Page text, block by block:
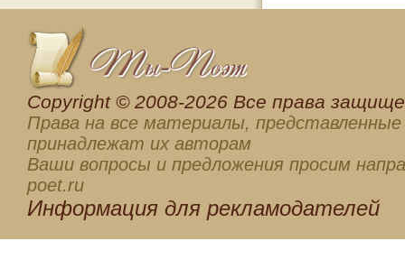
Сopyright © 2008-2026 Все права
Права на все материалы, представленные
принадлежат их авторам
Ваши вопросы и предложения просим
poet.ru
Информация для рекламодателей